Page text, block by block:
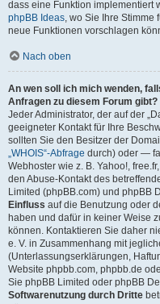
dass eine Funktion implementiert
phpBB Ideas, wo Sie Ihre Stimme
neue Funktionen vorschlagen
Nach oben
An wen soll ich mich wenden,
Anfragen zu diesem Forum gibt?
Jeder Administrator, der auf der
geeigneter Kontakt für Ihre
sollten Sie den Besitzer der
„WHOIS“-Abfrage durch) oder —
Webhoster wie z. B. Yahoo!,
den Abuse-Kontakt des
Limited (phpBB.com) und phpBB
Einfluss auf die Benutzung oder
haben und dafür in keiner Weise
können. Kontaktieren Sie daher
e. V. in Zusammenhang mit
(Unterlassungserklärungen,
Website phpbb.com, phpbb.de
Sie phpBB Limited oder phpBB
Softwarenutzung durch Dritte